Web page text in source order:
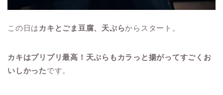
この日は カキとごま豆腐、天ぷらからスタート。
カキはプリプリ最高！ 天ぷらもカラっと揚がってすごくお
いしかったです。